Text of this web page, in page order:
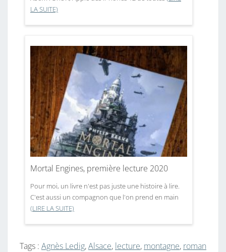
LA SUITE)
Mortal Engines, première lecture 2020
Pour moi, un livre n'est pas juste une histoire à lire.
C'est aussi un compagnon que l'on prend en main
(LIRE LA SUITE)
Tags : Agnès Ledig,Alsace, lecture, montagne, roman